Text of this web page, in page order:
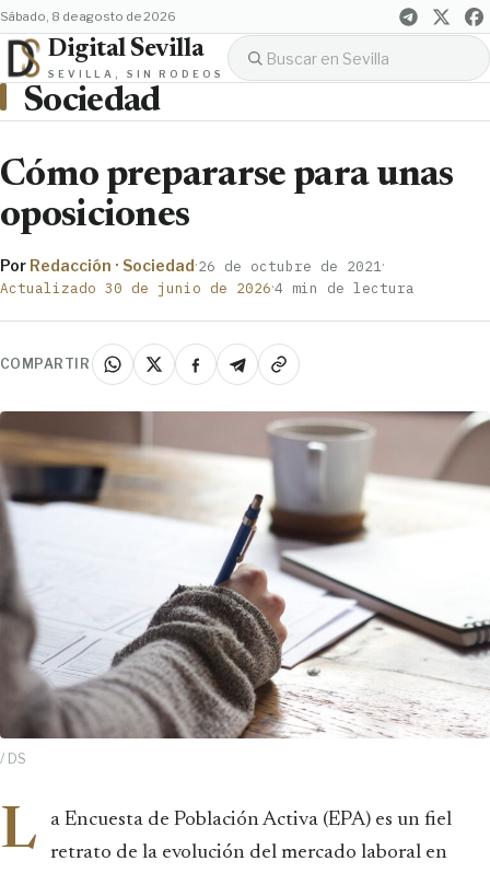
sábado, 8 de agosto de 2026
Digital Sevilla
SEVILLA, SIN RODEOS
Sociedad
Cómo prepararse para unas
oposiciones
Por Redacción · Sociedad·26 de octubre de 2021 ·
Actualizado 30 de junio de 2026·4 min de lectura
COMPARTIR
/ DS
L
a Encuesta de Población Activa (EPA) es un fiel
retrato de la evolución del mercado laboral en